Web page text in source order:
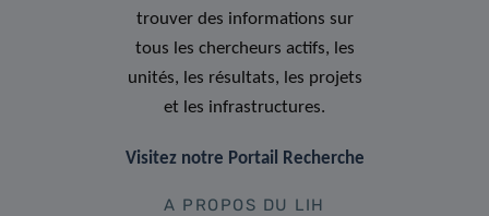
trouver des informations sur
tous les chercheurs actifs, les
unités, les résultats, les projets
et les infrastructures.
Visitez notre Portail Recherche
A PROPOS DU LIH